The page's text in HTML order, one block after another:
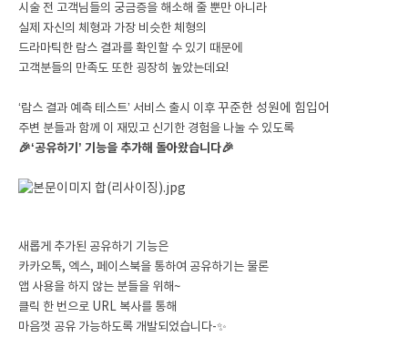
시술 전 고객님들의 궁금증을 해소해 줄 뿐만 아니라
실제 자신의 체형과 가장 비슷한 체형의
드라마틱한 람스 결과를 확인할 수 있기 때문에
고객분들의 만족도 또한 굉장히 높았는데요!
‘람스 결과 예측 테스트’ 서비스 출시 이후꾸준한 성원에 힘입어
주변 분들과 함께 이 재밌고 신기한 경험을 나눌 수 있도록
🎉‘공유하기 ’ 기능을 추가해 돌아왔습니다🎉
새롭게 추가된 공유하기 기능은
카카오톡, 엑스, 페이스북을 통하여 공유하기는 물론
앱 사용을 하지 않는 분들을 위해~
클릭 한 번으로 URL 복사를 통해
마음껏 공유 가능하도록 개발되었습니다-✨